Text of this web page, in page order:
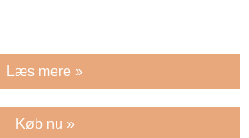
Læs mere »
Køb nu »